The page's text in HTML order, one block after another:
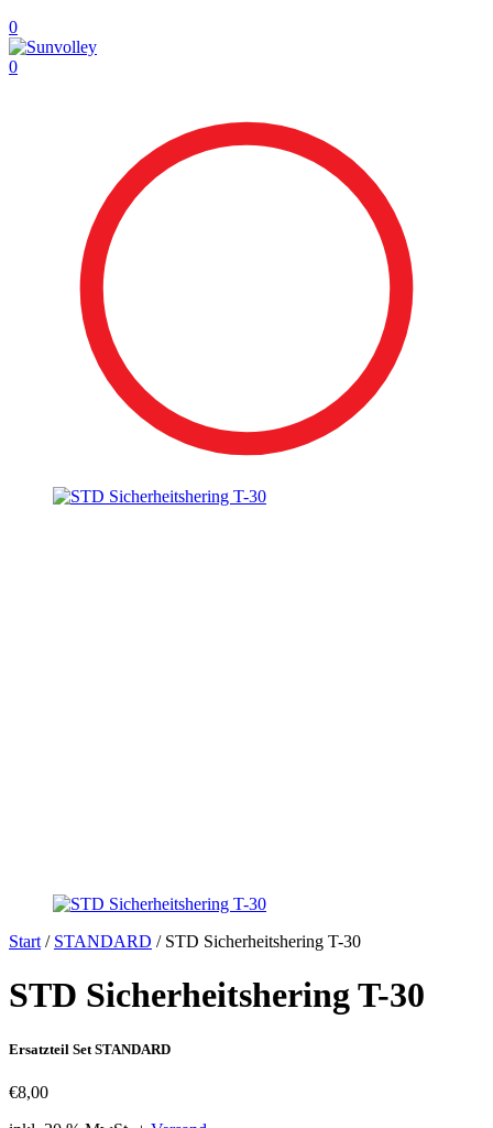
0
0
Start / STANDARD / STD Sicherheitshering T-30
STD Sicherheitshering T-30
Ersatzteil Set STANDARD
€8,00